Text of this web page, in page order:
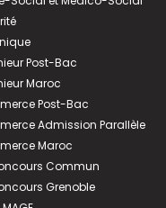
Post-Bac
Maroc
Post-Bac
Admission Parallèle
Maroc
Commun
Grenoble